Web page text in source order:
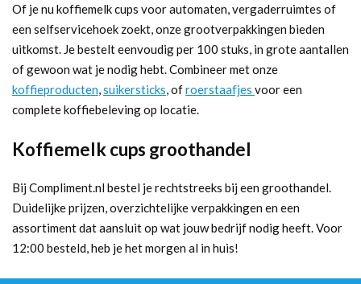
Of je nu koffiemelk cups voor automaten, vergaderruimtes of
een selfservicehoek zoekt, onze grootverpakkingen bieden
uitkomst. Je bestelt eenvoudig per 100 stuks, in grote aantallen
of gewoon wat je nodig hebt. Combineer met onze
koffieproducten suikersticks , ofroerstaafjes voor een
complete koffiebeleving op locatie.
Koffiemelk cups groothandel
Bij Compliment.nl bestel je rechtstreeks bij een groothandel.
Duidelijke prijzen, overzichtelijke verpakkingen en een
assortiment dat aansluit op wat jouw bedrijf nodig heeft. Voor
12:00 besteld, heb je het morgen al in huis!